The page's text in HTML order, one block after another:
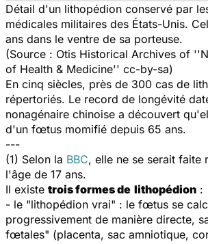
Détail d'un lithopédion conservé par
médicales militaires des États-Unis.
ans dans le ventre de sa porteuse.
(Source : Otis Historical Archives of
of Health & Medicine'' cc-by-sa)
En cinq siècles, près de 300 cas de
répertoriés. Le record de longévité
nonagénaire chinoise a découvert
d'un fœtus momifié depuis 65 ans.
---
(1) Selon la BBC, elle ne se serait faite
l'âge de 17 ans.
Il existe trois formes de lithopédion :
- le "lithopédion vrai" : le fœtus se
progressivement de manière directe,
fœtales" (placenta, sac amniotique,